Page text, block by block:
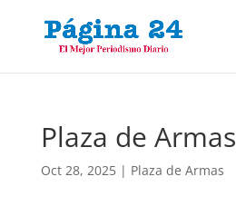
Plaza de Armas
Oct 28, 2025| Plaza de Armas